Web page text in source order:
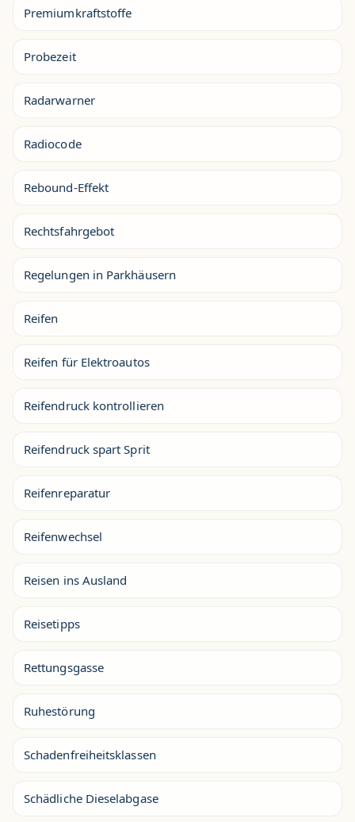
Premiumkraftstoffe
Probezeit
Radarwarner
Radiocode
Rebound-Effekt
Rechtsfahrgebot
Regelungen in Parkhäusern
Reifen
Reifen für Elektroautos
Reifendruck kontrollieren
Reifendruck spart Sprit
Reifenreparatur
Reifenwechsel
Reisen ins Ausland
Reisetipps
Rettungsgasse
Ruhestörung
Schadenfreiheitsklassen
Schädliche Dieselabgase